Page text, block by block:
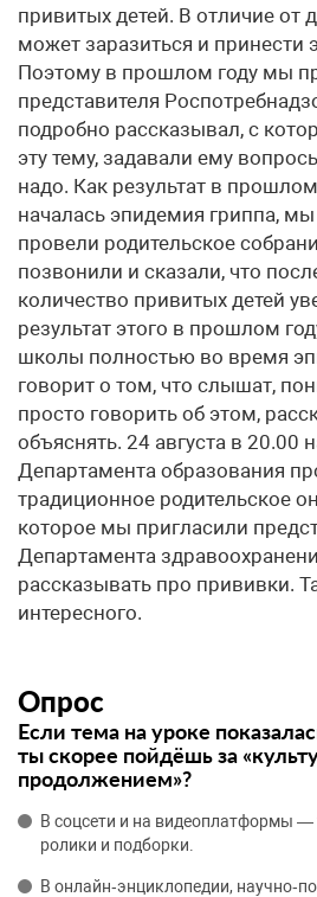
привитых детей. В отличие от
может заразиться и принести
Поэтому в прошлом году мы
представителя
подробно рассказывал, с
эту тему, задавали ему
надо. Как результат в
началась эпидемия гриппа,
провели родительское
позвонили и сказали, что
количество привитых детей
результат этого в прошлом
школы полностью во время
говорит о том, что слышат,
просто говорить об этом,
объяснять. 24 августа в 20.00
Департамента образования
традиционное родительское
которое мы пригласили
Департамента
рассказывать про прививки.
интересного.
Опрос
Если тема на уроке
ты скорее пойдёшь за
продолжением»?
В соцсети и на видеоплатформы
ролики и подборки.
В онлайн‑энциклопедии,